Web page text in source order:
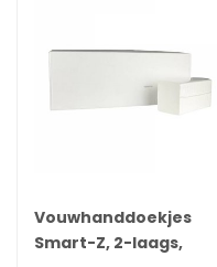
Vouwhanddoekjes
Smart-Z, 2-laags,